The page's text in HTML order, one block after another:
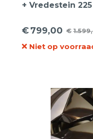
+ Vredestein
€
prijs
€799,00
Huidige
prijs
Niet op